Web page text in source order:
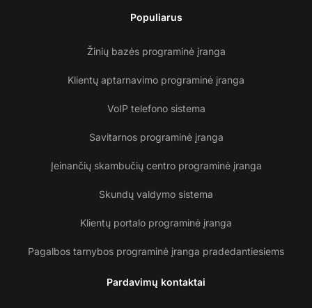
Populiarus
Žinių bazės programinė įranga
Klientų aptarnavimo programinė įranga
VoIP telefono sistema
Savitarnos programinė įranga
Įeinančių skambučių centro programinė įranga
Skundų valdymo sistema
Klientų portalo programinė įranga
Pagalbos tarnybos programinė įranga pradedantiesiems
Pardavimų kontaktai